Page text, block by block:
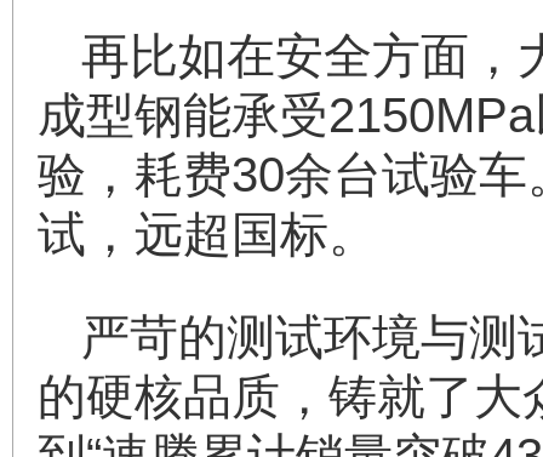
再比如在安全方面，
成型钢能承受
验，耗费30余台试验
试，远超国标。
严苛的测试环境与测
的硬核品质，铸就了